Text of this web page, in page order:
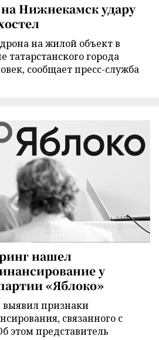
Нижнекамск удару
на жилой объект в
города
сообщает пресс-служба
нашел
у
«Яблоко»
признаки
связанного с
этом представитель